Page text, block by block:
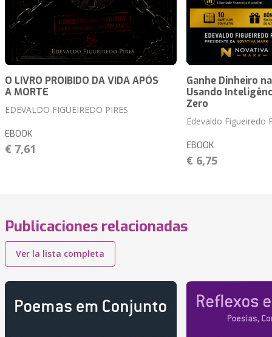
O LIVRO PROIBIDO DA VIDA APÓS
A MORTE
EDEVALDO FIGUEIREDO PIRES
EBOOK
€ 7,61
Ganhe Dinheiro
Usando
Zero
Edevaldo Figueiredo
EBOOK
€ 6,75
Publicaciones relacionadas
Ver la lista completa